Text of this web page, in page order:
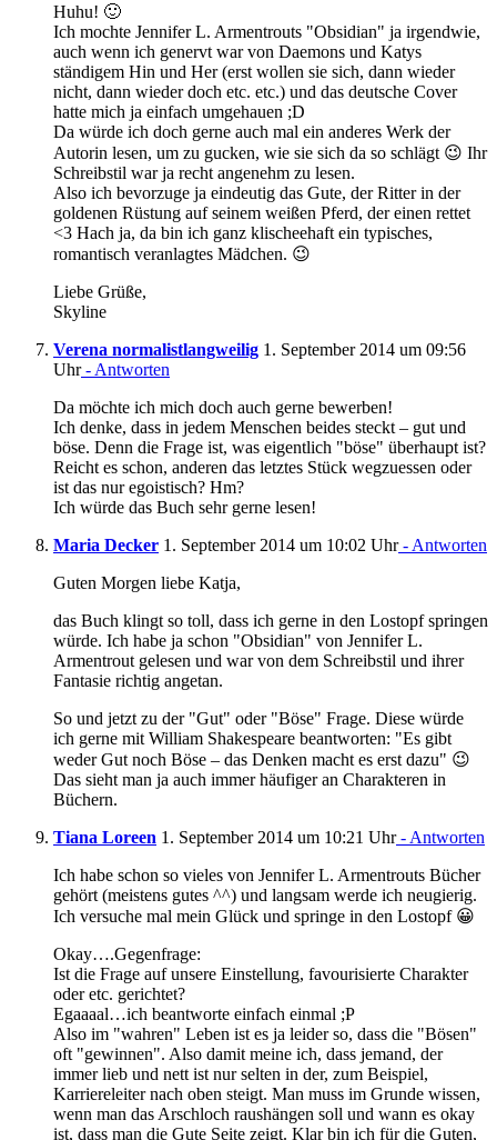
Huhu! 🙂
Ich mochte Jennifer L. Armentrouts "Obsidian" ja irgendwie,
auch wenn ich genervt war von Daemons und Katys
ständigem Hin und Her (erst wollen sie sich, dann wieder
nicht, dann wieder doch etc. etc.) und das deutsche Cover
hatte mich ja einfach umgehauen ;D
Da würde ich doch gerne auch mal ein anderes Werk der
Autorin lesen, um zu gucken, wie sie sich da so schlägt 😉 Ihr
Schreibstil war ja recht angenehm zu lesen.
Also ich bevorzuge ja eindeutig das Gute, der Ritter in der
goldenen Rüstung auf seinem weißen Pferd, der einen rettet
<3 Hach ja, da bin ich ganz klischeehaft ein typisches,
romantisch veranlagtes Mädchen. 😉
Liebe Grüße,
Skyline
Verena normalistlangweilig 1. September 2014 um 09:56
Uhr- Antworten
Da möchte ich mich doch auch gerne bewerben!
Ich denke, dass in jedem Menschen beides steckt – gut und
böse. Denn die Frage ist, was eigentlich "böse" überhaupt ist?
Reicht es schon, anderen das letztes Stück wegzuessen oder
ist das nur egoistisch? Hm?
Ich würde das Buch sehr gerne lesen!
Maria Decker 1. September 2014 um 10:02 Uhr- Antworten
Guten Morgen liebe Katja,
das Buch klingt so toll, dass ich gerne in den Lostopf springen
würde. Ich habe ja schon "Obsidian" von Jennifer L.
Armentrout gelesen und war von dem Schreibstil und ihrer
Fantasie richtig angetan.
So und jetzt zu der "Gut" oder "Böse" Frage. Diese würde
ich gerne mit William Shakespeare beantworten: "Es gibt
weder Gut noch Böse – das Denken macht es erst dazu" 😉
Das sieht man ja auch immer häufiger an Charakteren in
Büchern.
Tiana Loreen 1. September 2014 um 10:21 Uhr- Antworten
Ich habe schon so vieles von Jennifer L. Armentrouts Bücher
gehört (meistens gutes ^^) und langsam werde ich neugierig.
Ich versuche mal mein Glück und springe in den Lostopf 😀
Okay….Gegenfrage:
Ist die Frage auf unsere Einstellung, favourisierte Charakter
oder etc. gerichtet?
Egaaaal…ich beantworte einfach einmal ;P
Also im "wahren" Leben ist es ja leider so, dass die "Bösen"
oft "gewinnen". Also damit meine ich, dass jemand, der
immer lieb und nett ist nur selten in der, zum Beispiel,
Karriereleiter nach oben steigt. Man muss im Grunde wissen,
wenn man das Arschloch raushängen soll und wann es okay
ist, dass man die Gute Seite zeigt. Klar bin ich für die Guten,